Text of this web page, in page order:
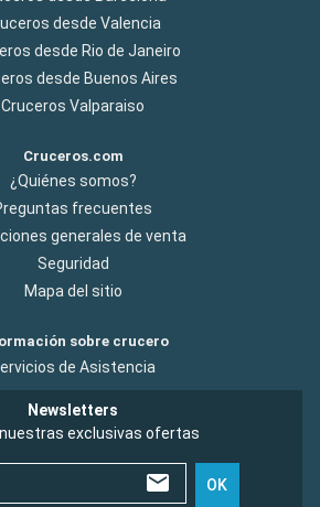
desde Valencia
desde Rio de Janeiro
desde Buenos Aires
Cruceros Valparaiso
Cruceros.com
¿Quiénes somos?
frecuentes
generales de venta
Seguridad
Mapa del sitio
sobre crucero
de Asistencia
Newsletters
exclusivas ofertas
OK